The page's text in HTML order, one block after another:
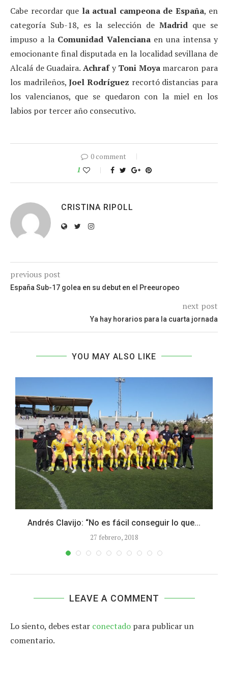
Cabe recordar que la actual campeona de España, en
categoría Sub-18, es la selección de Madridque se
impuso a la Comunidad Valencianaen una intensa y
emocionante final disputada en la localidad sevillana de
Alcalá de Guadaira. AchrafyToni Moyamarcaron para
los madrileños,Joel Rodríguez recortó distancias para
los valencianos, que se quedaron con la miel en los
labios por tercer año consecutivo.
0 comment
1
CRISTINA RIPOLL
previous post
España Sub-17 golea en su debut en el Preeuropeo
next post
Ya hay horarios para la cuarta jornada
YOU MAY ALSO LIKE
Andrés Clavijo: “No es fácil conseguir lo que...
27 febrero, 2018
LEAVE A COMMENT
Lo siento, debes estar conectado para publicar un
comentario.